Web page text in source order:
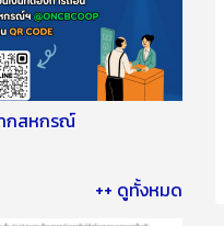
กสหกรณ์
++ ดูทั้งหมด